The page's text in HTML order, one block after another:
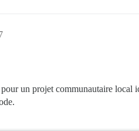
un projet communautaire local